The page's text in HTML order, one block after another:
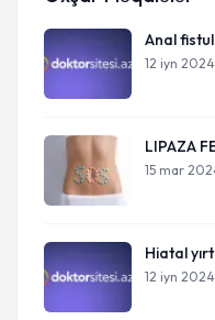
Anal
12 iyn 2024
LIPAZA
15 mar
Hiatal
12 iyn 2024